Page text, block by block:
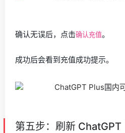
确认无误后，点击确认充值。
成功后会看到充值成功提示。
第五步：刷新 ChatGPT